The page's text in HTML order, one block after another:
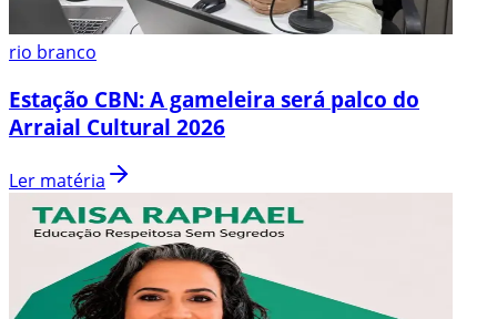
rio branco
Estação CBN: A gameleira será palco do
Arraial Cultural 2026
Ler matéria